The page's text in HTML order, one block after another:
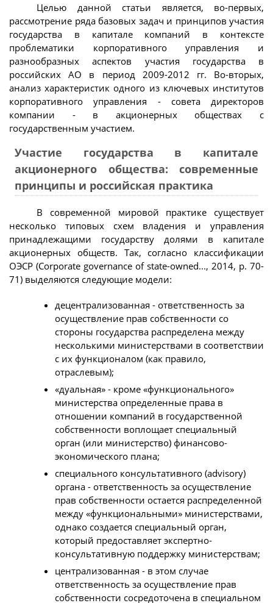
Целью данной статьи является, во-первых,
рассмотрение ряда базовых задач и принципов участия
государства в капитале компаний в контексте
проблематики корпоративного управления и
разнообразных аспектов участия государства в
российских АО в период 2009-2012 гг. Во-вторых,
анализ характеристик одного из ключевых институтов
корпоративного управления - совета директоров
компании - в акционерных обществах с
государственным участием.
Участие государства в капитале
акционерного общества: современные
принципы и российская практика
В современной мировой практике существует
несколько типовых схем владения и управления
принадлежащими государству долями в капитале
акционерных обществ. Так, согласно классификации
ОЭСР (Corporate governance of state-owned..., 2014, p. 70-
71) выделяются следующие модели:
децентрализованная - ответственность за
осуществление прав собственности со
стороны государства распределена между
несколькими министерствами в соответствии
с их функционалом (как правило,
отраслевым);
«дуальная» - кроме «функционального»
министерства определенные права в
отношении компаний в государственной
собственности воплощает специальный
орган (или министерство) финансово-
экономического плана;
специального консультативного (advisory)
органа - ответственность за осуществление
прав собственности остается распределенной
между «функциональными» министерствами,
однако создается специальный орган,
который предоставляет экспертно-
консультативную поддержку министерствам;
централизованная - в этом случае
ответственность за осуществление прав
собственности сосредоточена в специальном